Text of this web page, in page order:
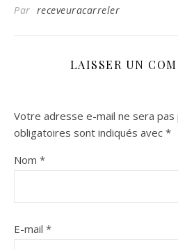
Par receveuracarreler
LAISSER UN
Votre adresse e-mail ne sera pas
obligatoires sont indiqués avec *
Nom *
E-mail *